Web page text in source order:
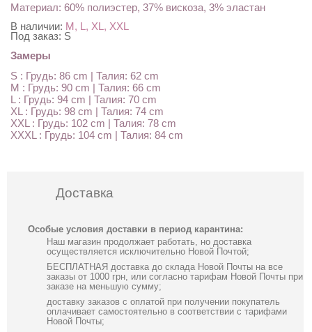
Материал: 60% полиэстер, 37% вискоза, 3% эластан
В наличии: M, L, XL, XXL
Под заказ: S
Замеры
S : Грудь: 86 cm | Талия: 62 cm
M : Грудь: 90 cm | Талия: 66 cm
L : Грудь: 94 cm | Талия: 70 cm
XL : Грудь: 98 cm | Талия: 74 cm
XXL : Грудь: 102 cm | Талия: 78 cm
XXXL : Грудь: 104 cm | Талия: 84 cm
Доставка
Особые условия доставки в период карантина:
Наш магазин продолжает работать, но доставка
осуществляется исключительно Новой Почтой;
БЕСПЛАТНАЯ доставка до склада Новой Почты на все
заказы от 1000 грн, или согласно тарифам Новой Почты при
заказе на меньшую сумму;
доставку заказов с оплатой при получении покупатель
оплачивает самостоятельно в соответствии с тарифами
Новой Почты;